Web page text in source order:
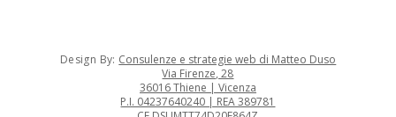
Design By: Consulenze e strategie web di Matteo Duso
Via Firenze, 28
36016 Thiene | Vicenza
P.I. 04237640240 | REA 389781